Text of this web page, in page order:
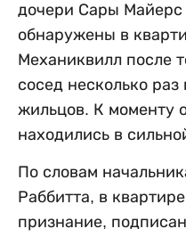
дочери Сары Майерс
обнаружены в
Механиквилл после
сосед несколько
жильцов. К моменту
находились в
По словам
Раббитта, в
признание,